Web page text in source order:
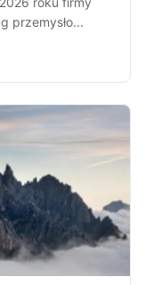
przemysło...